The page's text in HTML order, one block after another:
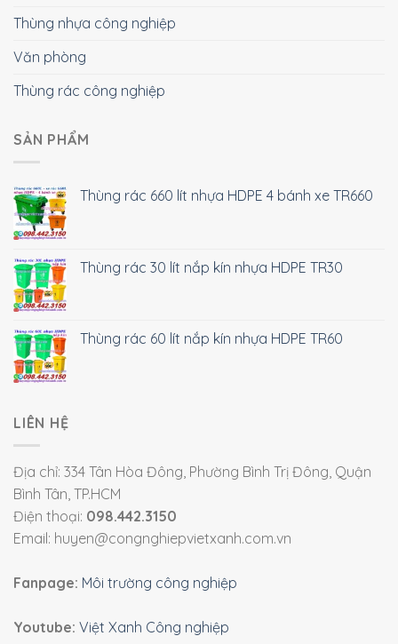
Thùng nhựa công nghiệp
Văn phòng
Thùng rác công nghiệp
SẢN PHẨM
Thùng rác 660 lít nhựa HDPE 4 bánh xe TR660
Thùng rác 30 lít nắp kín nhựa HDPE TR30
Thùng rác 60 lít nắp kín nhựa HDPE TR60
LIÊN HỆ
Địa chỉ: 334 Tân Hòa Đông, Phường Bình Trị Đông, Quận
Bình Tân, TP.HCM
Điện thoại: 098.442.3150
Email: huyen@congnghiepvietxanh.com.vn
Fanpage: Môi trường công nghiệp
Youtube: Việt Xanh Công nghiệp